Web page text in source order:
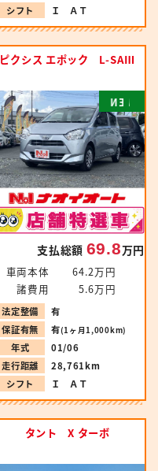
シフト Ｉ ＡＴ
ピクシス エポック L-SAⅢ
NE W
支払総額 69.8万円
車両本体
64.2万円
諸費用
5.6万円
法定整備
有
保証有無
有(1ヶ月1,000km)
年式
01/06
走行距離
28,761km
シフト
Ｉ ＡＴ
タント X ターボ